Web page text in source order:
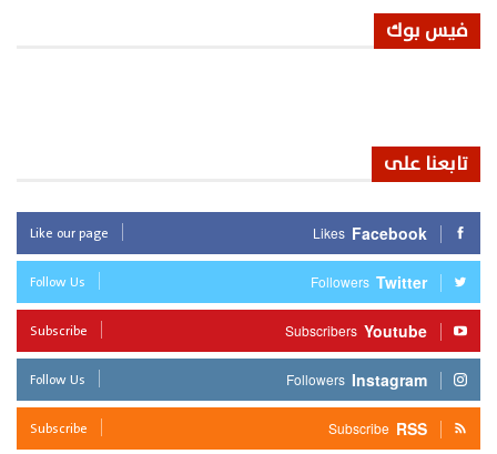
فيس بوك
تابعنا على
Facebook
Likes
Like our page
Twitter
Followers
Follow Us
Youtube
Subscribers
Subscribe
Instagram
Followers
Follow Us
RSS
Subscribe
Subscribe